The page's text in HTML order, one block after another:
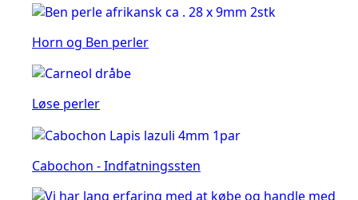
Horn og Ben perler
Løse perler
Cabochon - Indfatningssten